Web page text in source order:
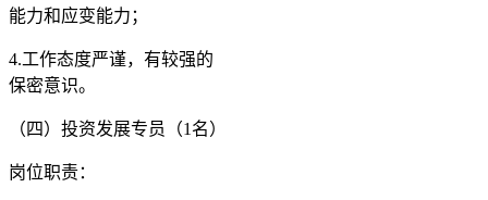
能力和应变能力；
4.工作态度严谨，有较强的
保密意识。
（四）投资发展专员（1名）
岗位职责：